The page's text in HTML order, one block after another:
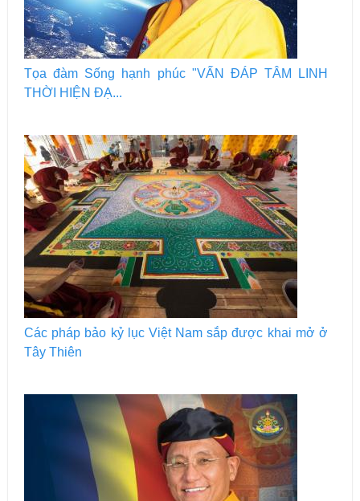
Tọa đàm Sống hạnh phúc "VẤN ĐÁP TÂM LINH
THỜI HIỆN ĐẠ...
Các pháp bảo kỷ lục Việt Nam sắp được khai mở ở
Tây Thiên